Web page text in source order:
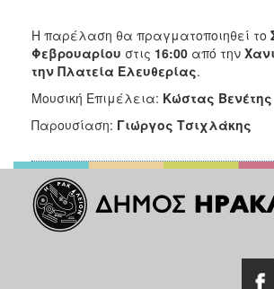
Η παρέλαση θα πραγματοποιηθεί το
Φεβρουαρίου στις 16:00 από την
την Πλατεία Ελευθερίας.
Μουσική Επιμέλεια: Κώστας Βενέτης
Παρουσίαση: Γιώργος Τσιχλάκης